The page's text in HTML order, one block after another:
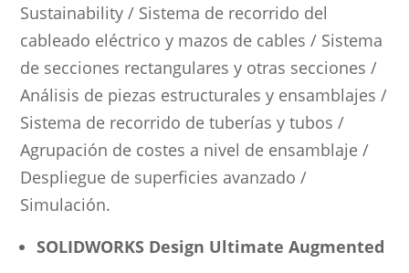
Sustainability / Sistema de recorrido del
cableado eléctrico y mazos de cables / Sistema
de secciones rectangulares y otras secciones /
Análisis de piezas estructurales y ensamblajes /
Sistema de recorrido de tuberías y tubos /
Agrupación de costes a nivel de ensamblaje /
Despliegue de superficies avanzado /
Simulación.
SOLIDWORKS Design UltimateAugmented